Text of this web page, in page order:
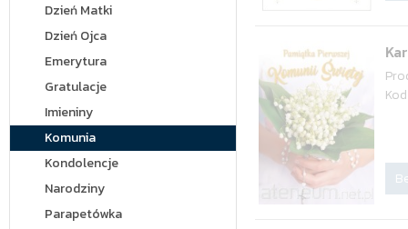
Dzień Matki
Dzień Ojca
Emerytura
Gratulacje
Imieniny
Komunia
Kondolencje
Narodziny
Parapetówka